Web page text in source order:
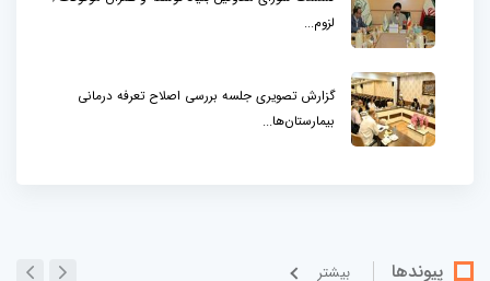
لزوم...
گزارش تصویری جلسه بررسی اصلاح تعرفه درمانی
بیمارستان‌ها...
پیوندها بيشتر